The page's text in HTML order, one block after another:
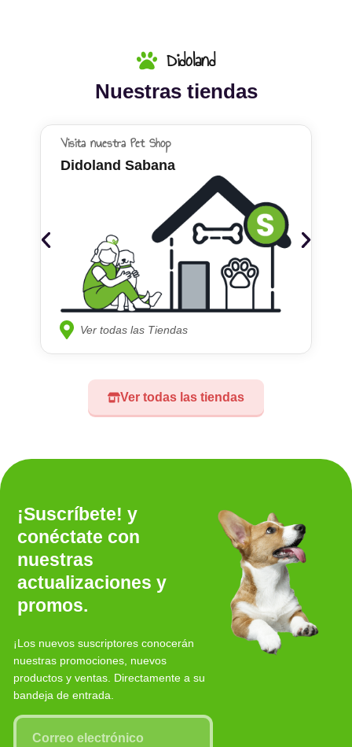
Didoland
Nuestras tiendas
Ver todas las tiendas
Visita nuestra Pet Shop
Didoland Sabana
Ver todas las Tiendas
¡Suscríbete! y
conéctate con
nuestras
actualizaciones y
promos.
¡Los nuevos suscriptores conocerán
nuestras promociones, nuevos
productos y ventas. Directamente a su
bandeja de entrada.